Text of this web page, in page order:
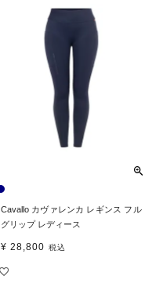
Cavallo カヴァレンカ レギンス フル
グリップ レディース
¥ 28,800 税込